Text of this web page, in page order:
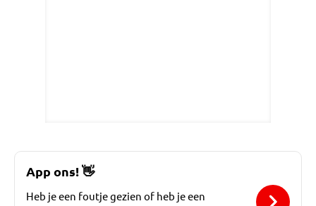
App ons!👋
Heb je een foutje gezien of heb je een